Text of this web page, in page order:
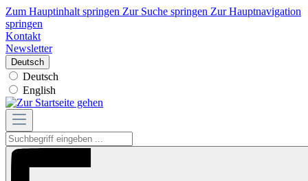
Zum Hauptinhalt springen Zur Suche springen Zur Hauptnavigation
springen
Kontakt
Newsletter
Deutsch
Deutsch
English